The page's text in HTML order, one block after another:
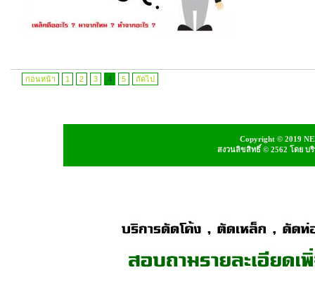
ก่อนหน้า 1 2 3 4 5 ถัดไป
Copyright © 2019
สงวนลิขสิทธิ์ © 2562 โดย บ